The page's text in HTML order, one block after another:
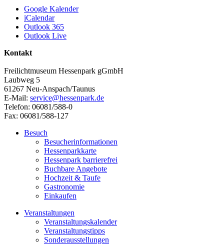
Google Kalender
iCalendar
Outlook 365
Outlook Live
Kontakt
Freilichtmuseum Hessenpark gGmbH
Laubweg 5
61267 Neu-Anspach/Taunus
E-Mail: service@hessenpark.de
Telefon: 06081/588-0
Fax: 06081/588-127
Besuch
Besucherinformationen
Hessenparkkarte
Hessenpark barrierefrei
Buchbare Angebote
Hochzeit & Taufe
Gastronomie
Einkaufen
Veranstaltungen
Veranstaltungskalender
Veranstaltungstipps
Sonderausstellungen